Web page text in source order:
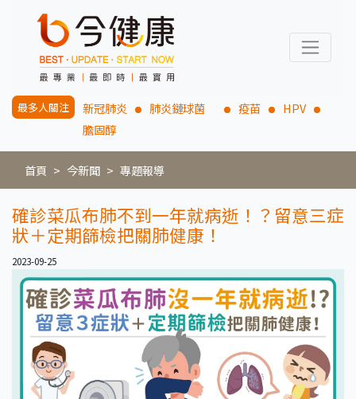
最多人關注 新冠肺炎 肺炎鏈球菌 疫苗
HPV
膽固醇
首頁 今新聞 專題報導
確診菜瓜布肺不到一年就病逝！？留意三症
狀＋定期篩檢把關肺健康！
2023-09-25